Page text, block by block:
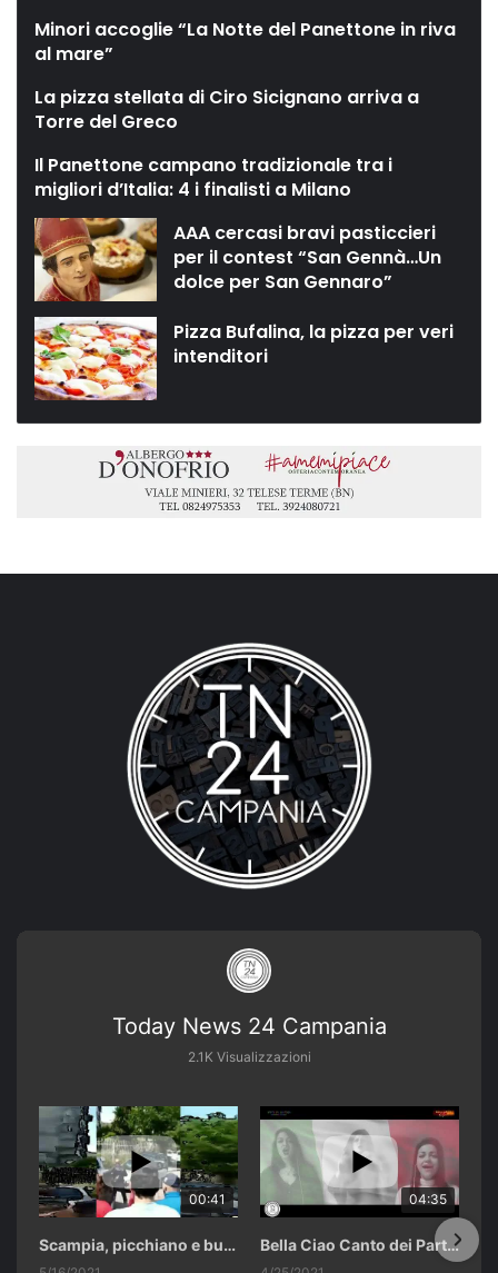
Minori accoglie “La Notte del Panettone in riva
al mare”
La pizza stellata di Ciro Sicignano arriva a
Torre del Greco
Il Panettone campano tradizionale tra i
migliori d’Italia: 4 i finalisti a Milano
AAA cercasi bravi pasticcieri
per il contest “San Gennà…Un
dolce per San Gennaro”
Pizza Bufalina, la pizza per veri
intenditori
Today News 24 Campania
2.1K Visualizzazioni
00:41
Scampia, picchiano e buttano in un cassonetto un uomo accusato di abusi sui nipotini.
04:35
Bella Ciao Canto dei Partigiani 25 Aprile 2021 Soulshine Gospel Choir Riardo (CE)